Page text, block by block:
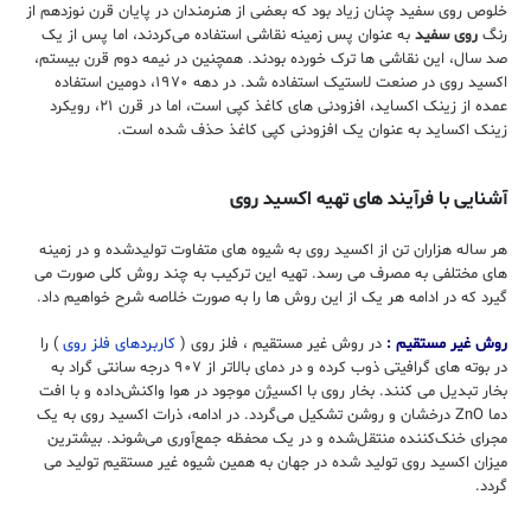
خلوص روی سفید چنان زیاد بود که بعضی از هنرمندان در پایان قرن نوزدهم از
رنگ روی سفید به عنوان پس زمینه نقاشی استفاده می‌کردند، اما پس از یک
صد سال، این نقاشی ها ترک خورده بودند. همچنین در نیمه دوم قرن بیستم،
اکسید روی در صنعت لاستیک استفاده شد. در دهه ۱۹۷۰، دومین استفاده
عمده از زینک اکساید، افزودنی های کاغذ کپی است، اما در قرن ۲۱، رویکرد
زینک اکساید به عنوان یک افزودنی کپی کاغذ حذف شده است.
آشنایی با فرآیند های تهیه اکسید روی
هر ساله هزاران تن از اکسید روی به شیوه های متفاوت تولیدشده و در زمینه
های مختلفی به مصرف می رسد. تهیه این ترکیب به چند روش کلی صورت می
گیرد که در ادامه هر یک از این روش ها را به صورت خلاصه شرح خواهیم داد.
روش غیر مستقیم : در روش غیر مستقیم ، فلز روی ( کاربردهای فلز روی ) را
در بوته های گرافیتی ذوب کرده و در دمای بالاتر از ۹۰۷ درجه سانتی گراد به
بخار تبدیل می کنند. بخار روی با اکسیژن موجود در هوا واکنش‌داده و با افت
دما ZnO درخشان و روشن تشکیل‌ می‌گردد. در ادامه، ذرات اکسید روی به یک
مجرای خنک‌کننده منتقل‌شده و در یک محفظه جمع‌آوری می‌شوند. بیشترین
میزان اکسید روی تولید شده در جهان به همین شیوه غیر مستقیم تولید می
گردد.